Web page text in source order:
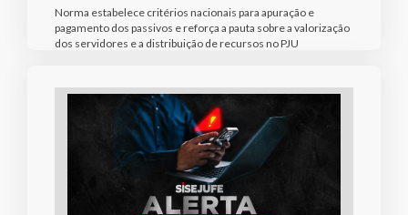
Norma estabelece critérios nacionais para apuração e
pagamento dos passivos e reforça a pauta sobre a valorização
dos servidores e a distribuição de recursos no PJU